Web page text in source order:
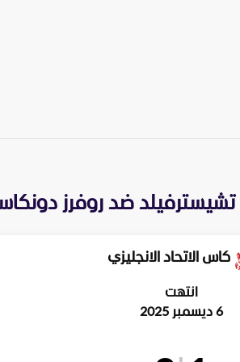
تشيسترفيلد ضد روفرز
كاس الاتحاد الانجليزي
انتهت
6 ديسمبر 2025